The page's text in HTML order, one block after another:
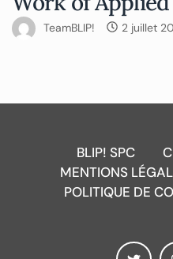
TeamBLIP! 2 juillet
BLIP! SPC
MENTIONS
POLITIQUE DE